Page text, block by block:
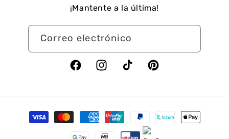
¡Mantente a la última!
Correo electrónico
FacebookInstagramTikTok Pinterest
Formas
de